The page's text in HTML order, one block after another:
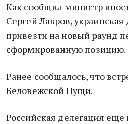
Как сообщил министр
Сергей Лавров,
привезти на новый раунд
сформированную позицию.
Ранее сообщалось, что
Беловежской Пущи.
Российская делегация еще